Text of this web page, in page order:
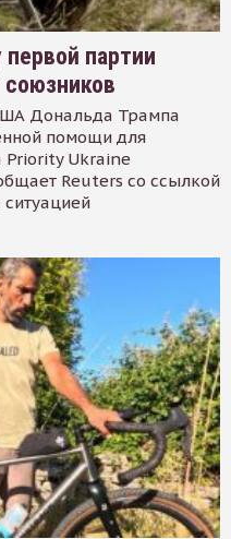
партии
Дональда Трампа
помощи для
Priority Ukraine
Reuters со ссылкой